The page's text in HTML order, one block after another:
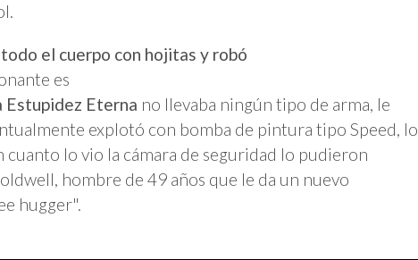
el cuerpo con hojitas y robó
es
Estupidez Eterna no llevaba ningún tipo de arma, le
explotó con bomba de pintura tipo Speed, lo
lo vio la cámara de seguridad lo pudieron
hombre de 49 años que le da un nuevo
hugger".